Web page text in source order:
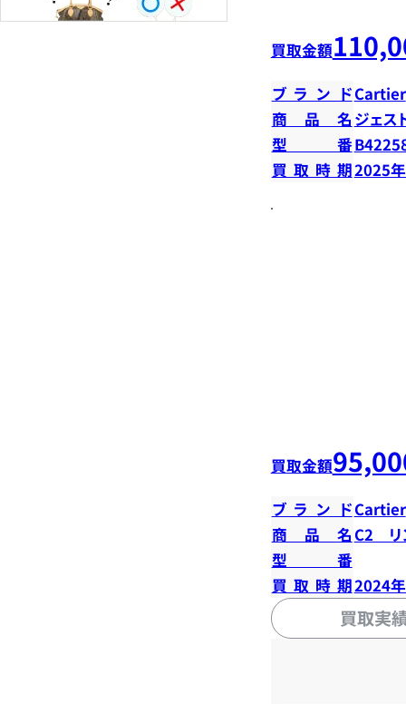
買取金額
ブランドCartier
商品名 ジェス
型番
買取時期2025
買取金額
ブランドCartier
商品名 C2 リ
型番
買取時期2024
買取実